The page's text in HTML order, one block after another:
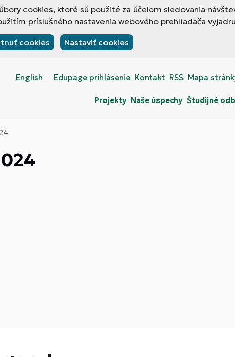
cookies, ktoré sú použité za účelom sledovania
príslušného nastavenia webového prehliadača
cookies Nastaviť cookies
English Edupage prihlásenie Kontakt RSS Mapa
Projekty Naše úspechy Študijné